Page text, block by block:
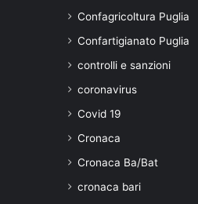
Confagricoltura Puglia
Confartigianato Puglia
controlli e sanzioni
coronavirus
Covid 19
Cronaca
Cronaca Ba/Bat
cronaca bari